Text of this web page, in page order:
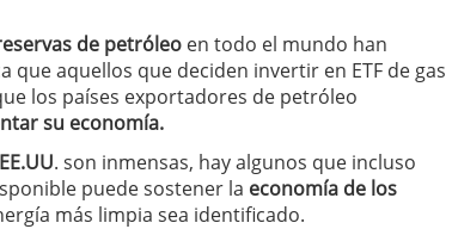
de petróleo en todo el mundo han
que aquellos que deciden invertir en ETF de gas
los países exportadores de petróleo
su economía.
. son inmensas, hay algunos que incluso
puede sostener la economía de los
más limpia sea identificado.